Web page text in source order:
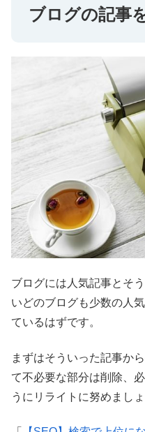
ブログの記事
ブログには人気記事とそ
いどのブログも少数の人
ているはずです。
まずはそういった記事か
て不必要な部分は削除、
うにリライトに努めましょ